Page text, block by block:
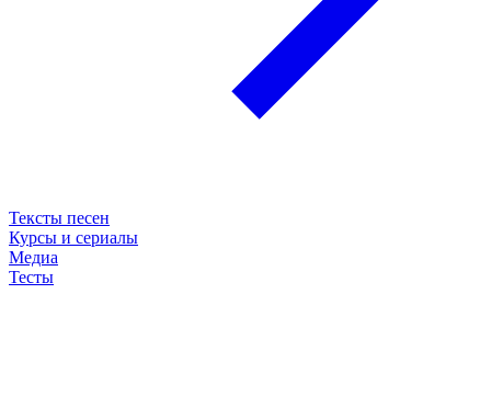
Тексты песен
Курсы и сериалы
Медиа
Тесты